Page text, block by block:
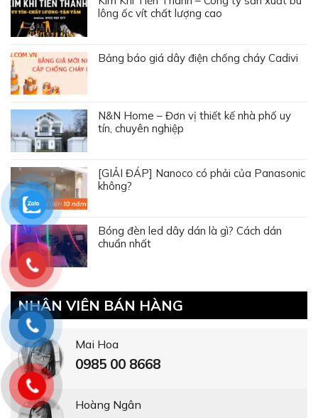
lông ốc vít chất lượng cao
Bảng báo giá dây điện chống cháy Cadivi
N&N Home – Đơn vị thiết kế nhà phố uy
tín, chuyên nghiệp
[GIẢI ĐÁP] Nanoco có phải của Panasonic
không?
Bóng đèn led dây dán là gì? Cách dán
chuẩn nhất
NHÂN VIÊN BÁN HÀNG
Mai Hoa
0985 00 8668
Hoàng Ngân